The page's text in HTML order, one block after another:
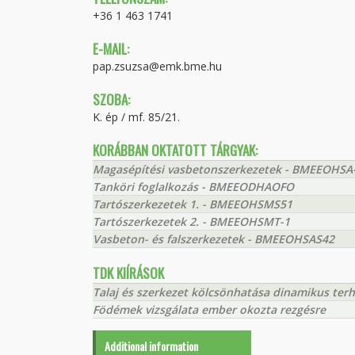
+36 1 463 1741
E-MAIL:
pap.zsuzsa@emk.bme.hu
SZOBA:
K. ép / mf. 85/21.
KORÁBBAN OKTATOTT TÁRGYAK:
Magasépítési vasbetonszerkezetek -
Tanköri foglalkozás - BMEEODHAOFO
Tartószerkezetek 1. - BMEEOHSMS51
Tartószerkezetek 2. - BMEEOHSMT-1
Vasbeton- és falszerkezetek - BMEEOHSAS42
TDK KIÍRÁSOK
Talaj és szerkezet kölcsönhatása dinamikus
Födémek vizsgálata ember okozta rezgésre
Additional information